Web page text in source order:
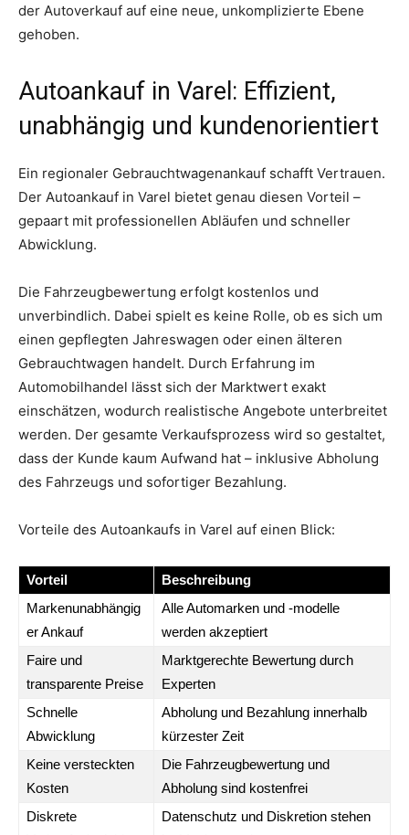
der Autoverkauf auf eine neue, unkomplizierte Ebene
gehoben.
Autoankauf in Varel: Effizient,
unabhängig und kundenorientiert
Ein regionaler Gebrauchtwagenankauf schafft Vertrauen.
Der Autoankauf in Varel bietet genau diesen Vorteil –
gepaart mit professionellen Abläufen und schneller
Abwicklung.
Die Fahrzeugbewertung erfolgt kostenlos und
unverbindlich. Dabei spielt es keine Rolle, ob es sich um
einen gepflegten Jahreswagen oder einen älteren
Gebrauchtwagen handelt. Durch Erfahrung im
Automobilhandel lässt sich der Marktwert exakt
einschätzen, wodurch realistische Angebote unterbreitet
werden. Der gesamte Verkaufsprozess wird so gestaltet,
dass der Kunde kaum Aufwand hat – inklusive Abholung
des Fahrzeugs und sofortiger Bezahlung.
Vorteile des Autoankaufs in Varel auf einen Blick:
Vorteil
Beschreibung
Markenunabhängig
er Ankauf
Alle Automarken und -modelle
werden akzeptiert
Faire und
transparente Preise
Marktgerechte Bewertung durch
Experten
Schnelle
Abwicklung
Abholung und Bezahlung innerhalb
kürzester Zeit
Keine versteckten
Kosten
Die Fahrzeugbewertung und
Abholung sind kostenfrei
Diskrete
Datenschutz und Diskretion stehen